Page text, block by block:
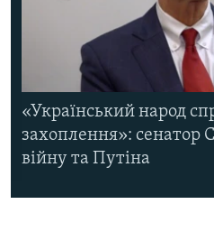
«Український народ
захоплення»: сенатор
війну та Путіна